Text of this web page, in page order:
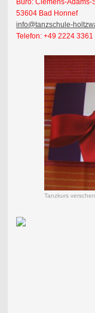
Büro: Clemens-Adams-
53604 Bad Honnef
info@tanzschule-
Telefon: +49 2224 3361
Tanzkurs